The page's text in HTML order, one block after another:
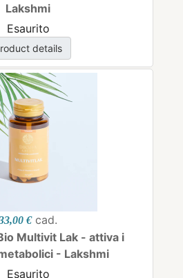
Lakshmi
Esaurito
details
€ cad.
Multivit Lak - attiva i
- Lakshmi
Esaurito